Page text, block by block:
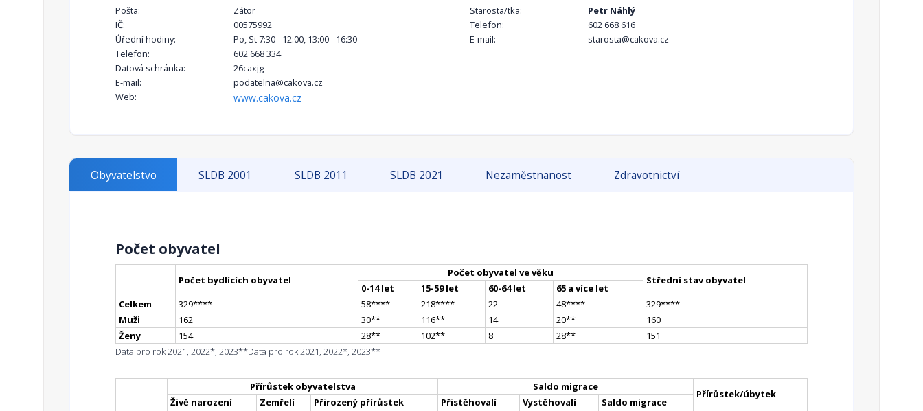
Pošta:
Zátor
IČ:
00575992
Úřední hodiny:
Po, St 7:30 - 12:00, 13:00 - 16:30
Telefon:
602 668 334
Datová schránka:
26caxjg
E-mail:
podatelna@cakova.cz
Web:
www.cakova.cz
Starosta/tka:
Petr Náhlý
Telefon:
602 668 616
E-mail:
starosta@cakova.cz
Obyvatelstvo SLDB 2001 SLDB 2011 SLDB 2021 Nezaměstnanost Zdravotnictví
Počet obyvatel
Počet bydlících obyvatel
Počet obyvatel ve věku
Střední stav obyvatel
0-14 let 15-59 let 60-64 let
65 a více let
Celkem
329**** 58**** 218**** 22 48**** 329****
Muži
162 30** 116** 14 20**
160
Ženy
154 28** 102** 8 28**
151
Data pro rok 2021, 2022*, 2023**Data pro rok 2021, 2022*, 2023**
Přírůstek obyvatelstva Saldo migrace
Přírůstek/úbytek
Živě narození Zemřelí Přirozený přírůstek Přistěhovalí Vystěhovalí
Saldo migrace